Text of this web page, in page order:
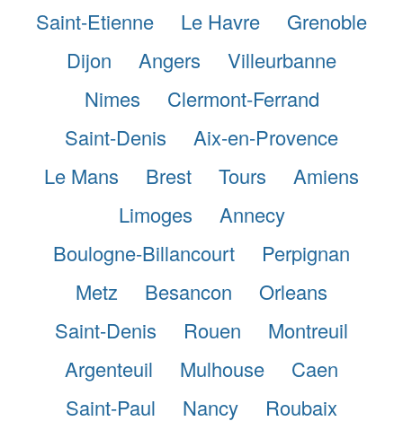
Saint-Etienne
Le Havre
Grenoble
Dijon
Angers
Villeurbanne
Nimes
Clermont-Ferrand
Saint-Denis
Aix-en-Provence
Le Mans
Brest Tours
Amiens
Limoges
Annecy
Boulogne-Billancourt
Perpignan
Metz
Besancon
Orleans
Saint-Denis
Rouen
Montreuil
Argenteuil
Mulhouse
Caen
Saint-Paul
Nancy
Roubaix